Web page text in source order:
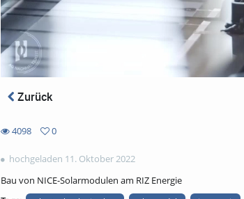
Zurück
4098
views
0
favorites
hochgeladen 11. Oktober 2022
Bau von NICE-Solarmodulen am RIZ Energie